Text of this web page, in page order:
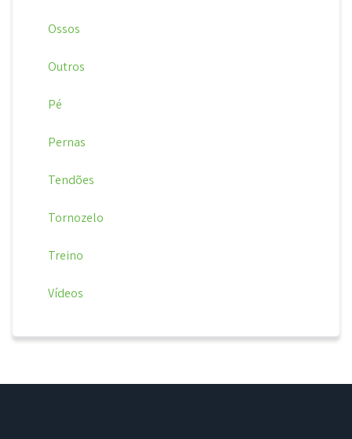
Ossos
Outros
Pé
Pernas
Tendões
Tornozelo
Treino
Vídeos